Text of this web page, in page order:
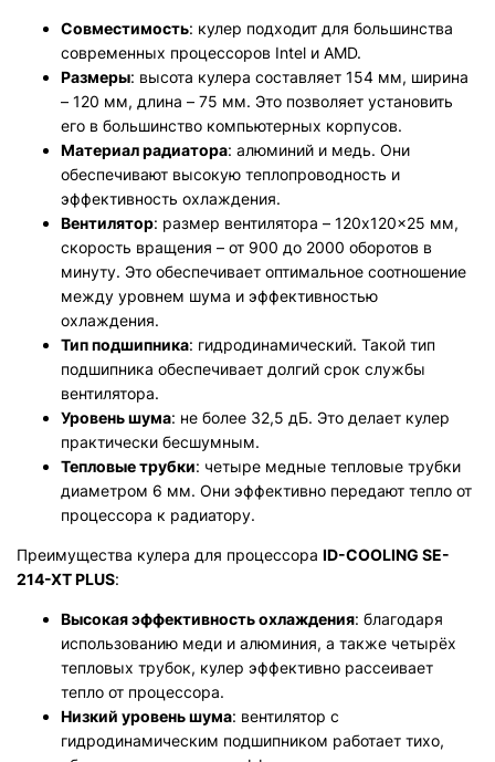
Совместимость: кулер подходит для большинства
современных процессоров Intel и AMD.
Размеры: высота кулера составляет 154 мм, ширина
– 120 мм, длина – 75 мм. Это позволяет установить
его в большинство компьютерных корпусов.
Материал радиатора: алюминий и медь. Они
обеспечивают высокую теплопроводность и
эффективность охлаждения.
Вентилятор: размер вентилятора – 120x120x25 мм,
скорость вращения – от 900 до 2000 оборотов в
минуту. Это обеспечивает оптимальное соотношение
между уровнем шума и эффективностью
охлаждения.
Тип подшипника: гидродинамический. Такой тип
подшипника обеспечивает долгий срок службы
вентилятора.
Уровень шума: не более 32,5 дБ. Это делает кулер
практически бесшумным.
Тепловые трубки: четыре медные тепловые трубки
диаметром 6 мм. Они эффективно передают тепло от
процессора к радиатору.
Преимущества кулера для процессора ID-COOLING SE-
214-XT PLUS:
Высокая эффективность охлаждения: благодаря
использованию меди и алюминия, а также четырёх
тепловых трубок, кулер эффективно рассеивает
тепло от процессора.
Низкий уровень шума: вентилятор с
гидродинамическим подшипником работает тихо,